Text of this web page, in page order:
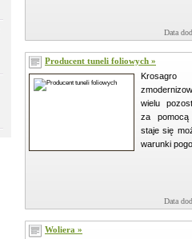
Data
Producent tuneli foliowych »
wielu
za
staje się
warunki
Data
Woliera »